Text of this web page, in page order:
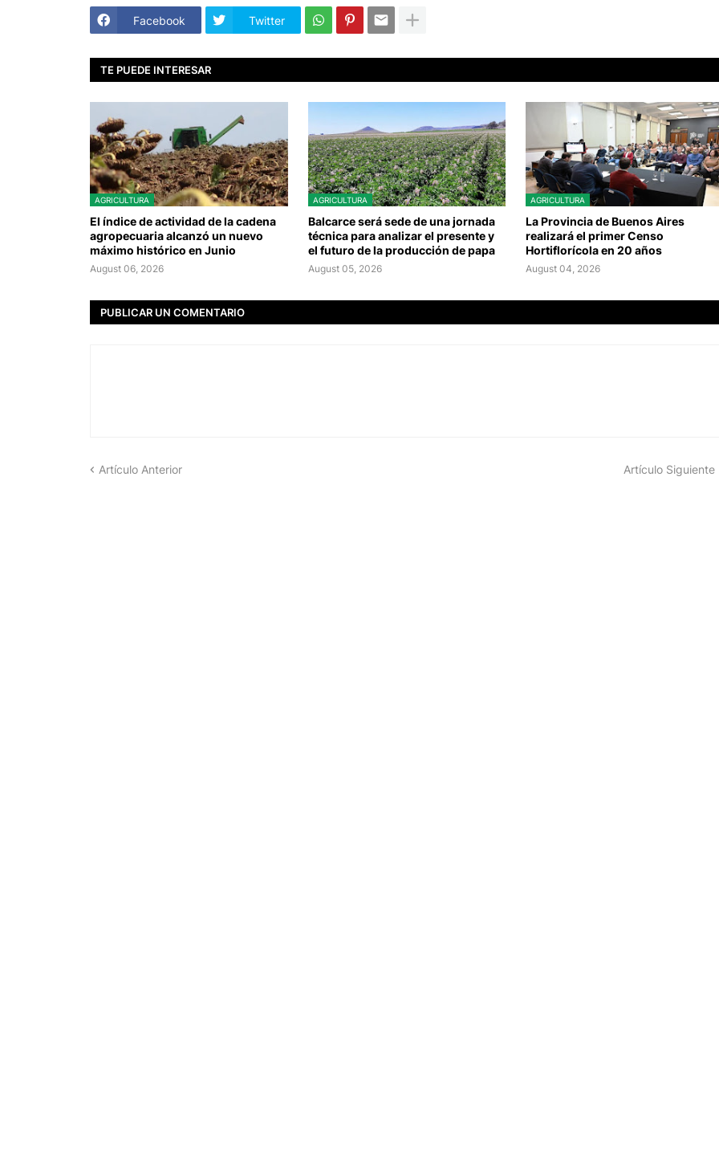
Facebook Twitter
TE PUEDE INTERESAR
AGRICULTURA
El índice de actividad de la cadena
agropecuaria alcanzó un nuevo
máximo histórico en Junio
August 06, 2026
AGRICULTURA
Balcarce será sede de una jornada
técnica para analizar el presente y
el futuro de la producción de papa
August 05, 2026
AGRICULTURA
La Provincia de Buenos Aires
realizará el primer Censo
Hortiflorícola en 20 años
August 04, 2026
PUBLICAR UN COMENTARIO
Artículo Anterior Artículo Siguiente